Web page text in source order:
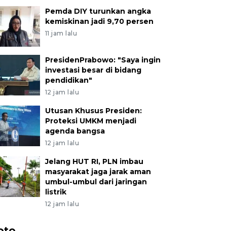
Pemda DIY turunkan angka
kemiskinan jadi 9,70 persen
11 jam lalu
PresidenPrabowo: "Saya ingin
investasi besar di bidang
pendidikan"
12 jam lalu
Utusan Khusus Presiden:
Proteksi UMKM menjadi
agenda bangsa
12 jam lalu
Jelang HUT RI, PLN imbau
masyarakat jaga jarak aman
umbul-umbul dari jaringan
listrik
12 jam lalu